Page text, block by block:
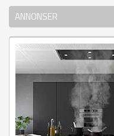
ANNONSER